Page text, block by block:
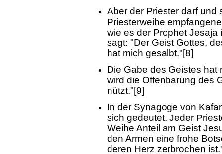
Aber der Priester darf und
Priesterweihe
wie es der Prophet Jesaja
sagt: "Der Geist Gottes,
hat mich gesalbt."[8]
Die Gabe des Geistes hat
wird die Offenbarung des
nützt."[9]
In der Synagoge von
sich gedeutet. Jeder
Weihe Anteil am Geist
den Armen eine frohe
deren Herz zerbrochen